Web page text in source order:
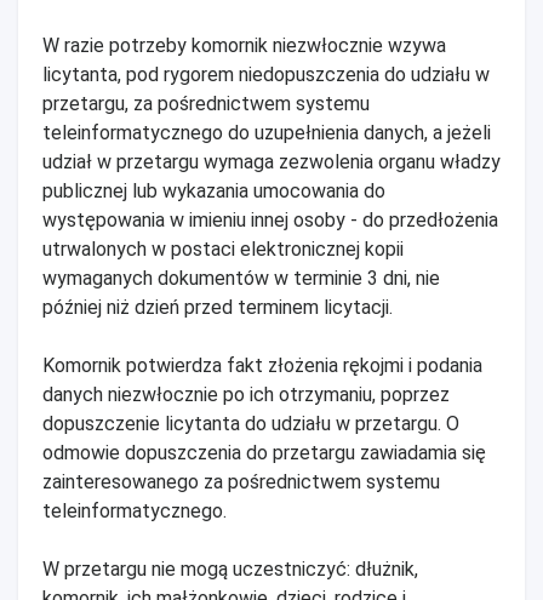
W razie potrzeby komornik niezwłocznie wzywa
licytanta, pod rygorem niedopuszczenia do udziału w
przetargu, za pośrednictwem systemu
teleinformatycznego do uzupełnienia danych, a jeżeli
udział w przetargu wymaga zezwolenia organu władzy
publicznej lub wykazania umocowania do
występowania w imieniu innej osoby - do przedłożenia
utrwalonych w postaci elektronicznej kopii
wymaganych dokumentów w terminie 3 dni, nie
później niż dzień przed terminem licytacji.
Komornik potwierdza fakt złożenia rękojmi i podania
danych niezwłocznie po ich otrzymaniu, poprzez
dopuszczenie licytanta do udziału w przetargu. O
odmowie dopuszczenia do przetargu zawiadamia się
zainteresowanego za pośrednictwem systemu
teleinformatycznego.
W przetargu nie mogą uczestniczyć: dłużnik,